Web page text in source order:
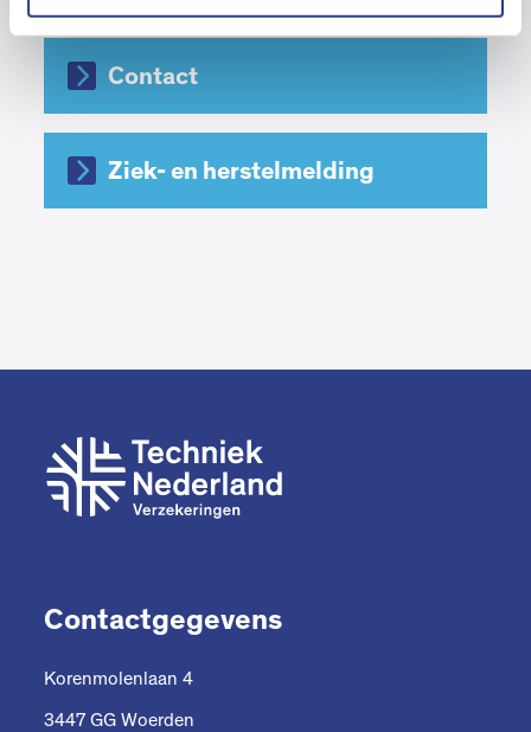
Contact
Ziek- en herstelmelding
Contactgegevens
Korenmolenlaan 4
3447 GG Woerden